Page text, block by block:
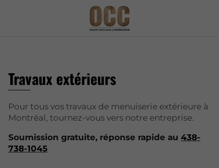
Travaux extérieurs
Pour tous vos travaux de menuiserie extérieure à
Montréal, tournez-vous vers notre entreprise.
Soumission gratuite, réponse rapide au 438-
738-1045